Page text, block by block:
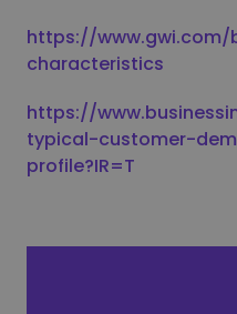
https://
characteristics
https://
typical-customer-
profile?IR=T